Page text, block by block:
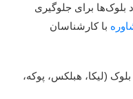
بلوک‌ها برای جلوگیری
با کارشناسان
(لیکا، هبلکس، پوکه،